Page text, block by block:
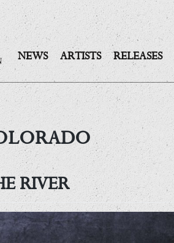
NEWS ARTISTS RELEASES
RIVER